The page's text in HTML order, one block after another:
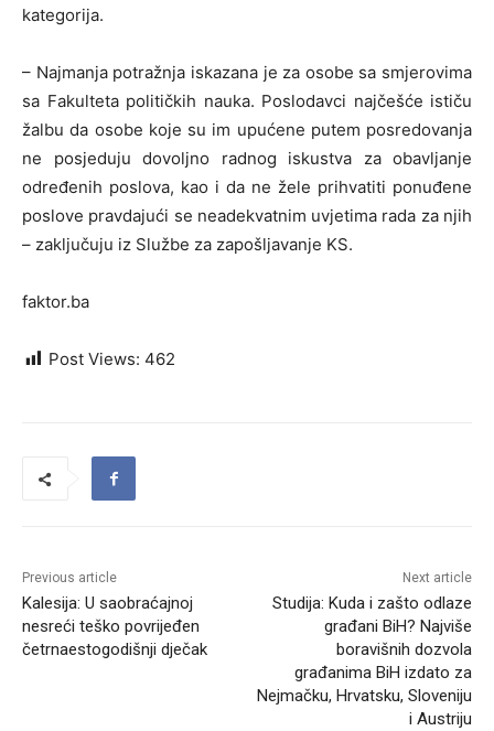
kategorija.
– Najmanja potražnja iskazana je za osobe sa smjerovima
sa Fakulteta političkih nauka. Poslodavci najčešće ističu
žalbu da osobe koje su im upućene putem posredovanja
ne posjeduju dovoljno radnog iskustva za obavljanje
određenih poslova, kao i da ne žele prihvatiti ponuđene
poslove pravdajući se neadekvatnim uvjetima rada za njih
– zaključuju iz Službe za zapošljavanje KS.
faktor.ba
Post Views: 462
Previous article
Kalesija: U saobraćajnoj
nesreći teško povrijeđen
četrnaestogodišnji dječak
Next article
Studija: Kuda i zašto odlaze
građani BiH? Najviše
boravišnih dozvola
građanima BiH izdato za
Nejmačku, Hrvatsku, Sloveniju
i Austriju